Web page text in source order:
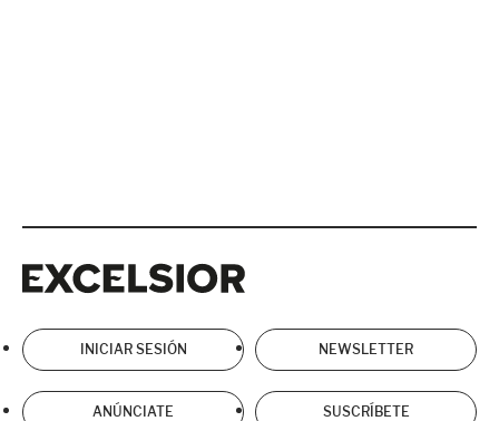
INICIAR SESIÓN NEWSLETTER
ANÚNCIATE SUSCRÍBETE